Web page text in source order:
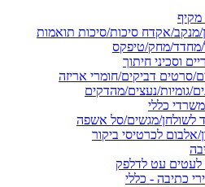
מקיף
מנקב/אקדח סיכות/סיכות תואמות
מחדד/מחק/טיפקס
וסכיני חיתוך
סרטים דביקים/חומרי אריזה
גומיות/נעצים/מהדקים
משרדי כללי
לשולחן/מגשים/סל אשפה
אלבום לכרטיסי ביקור
לעטים עט לדלפק
כתיבה - כללי